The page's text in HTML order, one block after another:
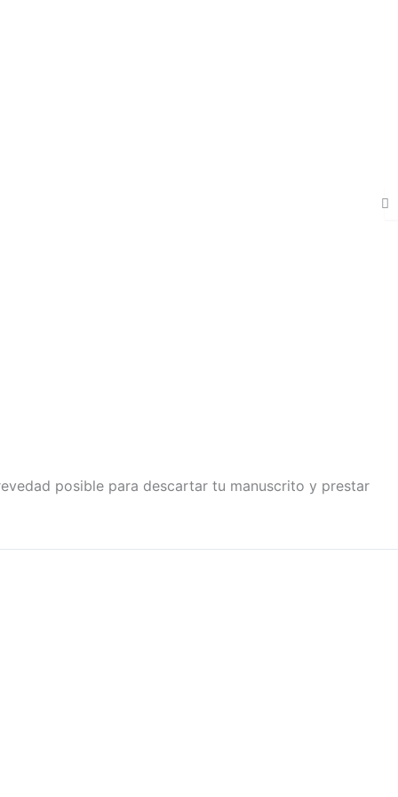
posible para descartar tu manuscrito y prestar